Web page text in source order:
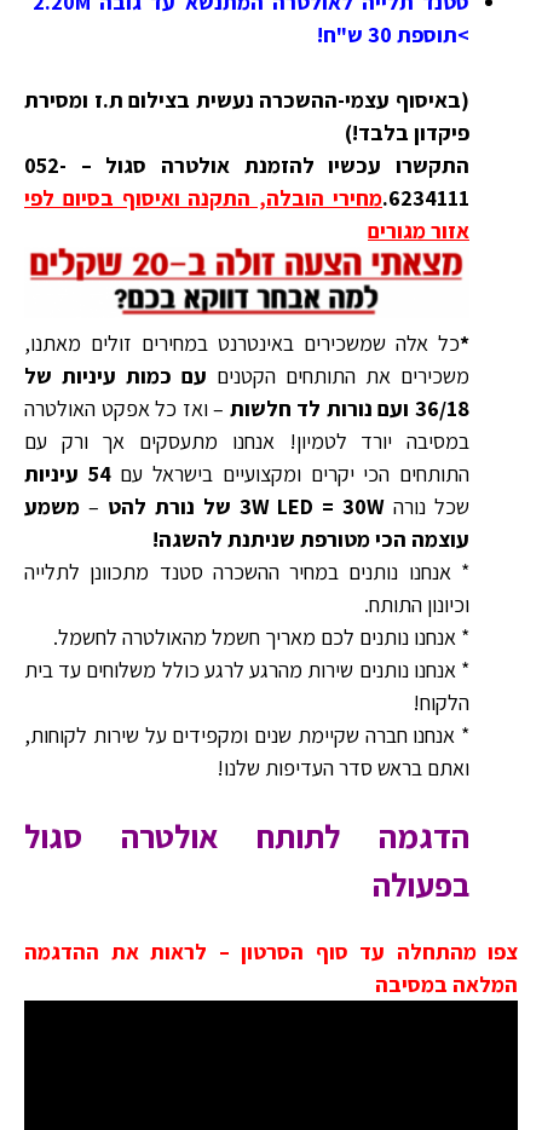
>תוספת 30 ש"ח!
(באיסוף עצמי-ההשכרה נעשית בצילום ת.ז ומסירת
פיקדון בלבד!)
התקשרו עכשיו להזמנת אולטרה סגול – 052-
6234111. מחירי הובלה, התקנה ואיסוף בסיום לפי
אזור מגורים
*כל אלה שמשכירים באינטרנט במחירים זולים מאתנו,
משכירים את התותחים הקטנים עם כמות עיניות של
36/18 ועם נורות לד חלשות
– ואז כל אפקט האולטרה
במסיבה יורד לטמיון! אנחנו מתעסקים אך ורק עם
התותחים הכי יקרים ומקצועיים בישראל עם54 עיניות
שכל נורה 3W LED = 30W של נורת להט – משמע
עוצמה הכי מטורפת שניתנת להשגה!
* אנחנו נותנים במחיר ההשכרה סטנד מתכוונן לתלייה
וכיונון התותח.
* אנחנו נותנים לכם מאריך חשמל מהאולטרה לחשמל.
* אנחנו נותנים שירות מהרגע לרגע כולל משלוחים עד בית
הלקוח!
* אנחנו חברה שקיימת שנים ומקפידים על שירות לקוחות,
ואתם בראש סדר העדיפות שלנו!
הדגמה לתותח אולטרה סגול
בפעולה
צפו מהתחלה עד סוף הסרטון – לראות את ההדגמה
המלאה במסיבה